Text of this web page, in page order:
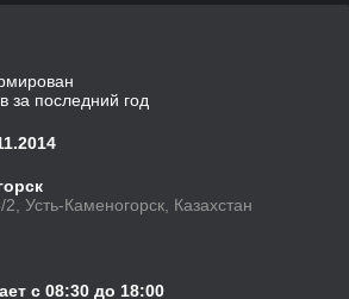
за последний год
Усть-Каменогорск, Казахстан
с 08:30 до 18:00